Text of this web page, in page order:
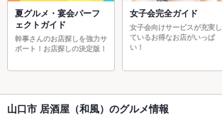
夏グルメ・宴会パーフ
ェクトガイド
幹事さんのお店探しを強力サ
ポート！お店探しの決定版！
女子会完全ガイド
女子会向けサービスが充実し
ているお得なお店がいっぱ
い！
山口市 居酒屋（和風）のグルメ情報